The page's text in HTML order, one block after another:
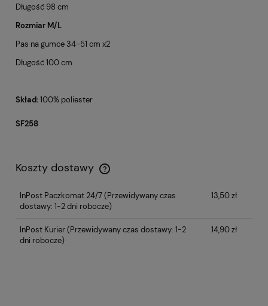
Długość 98 cm
Rozmiar M/L
Pas na gumce 34-51 cm x2
Długość 100 cm
Skład:100% poliester
SF258
Koszty dostawy
InPost Paczkomat 24/7(Przewidywany czas
dostawy: 1-2 dni robocze)
13,50 zł
InPost Kurier(Przewidywany czas dostawy: 1-2
dni robocze)
14,90 zł